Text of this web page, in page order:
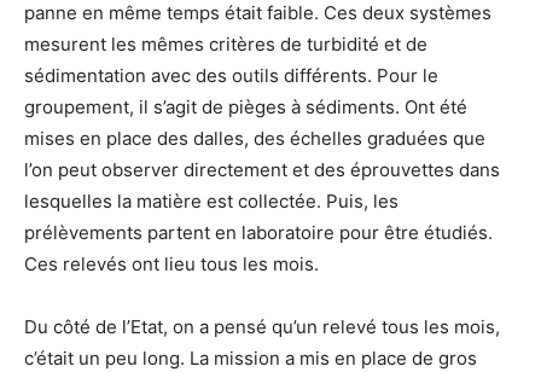
panne en même temps était faible. Ces deux systèmes
mesurent les mêmes critères de turbidité et de
sédimentation avec des outils différents. Pour le
groupement, il s’agit de pièges à sédiments. Ont été
mises en place des dalles, des échelles graduées que
l’on peut observer directement et des éprouvettes dans
lesquelles la matière est collectée. Puis, les
prélèvements partent en laboratoire pour être étudiés.
Ces relevés ont lieu tous les mois.
Du côté de l’Etat, on a pensé qu’un relevé tous les mois,
c’était un peu long. La mission a mis en place de gros